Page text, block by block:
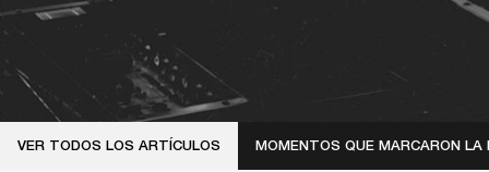
VER TODOS LOS ARTÍCULOS MOMENTOS QUE MARCARON LA